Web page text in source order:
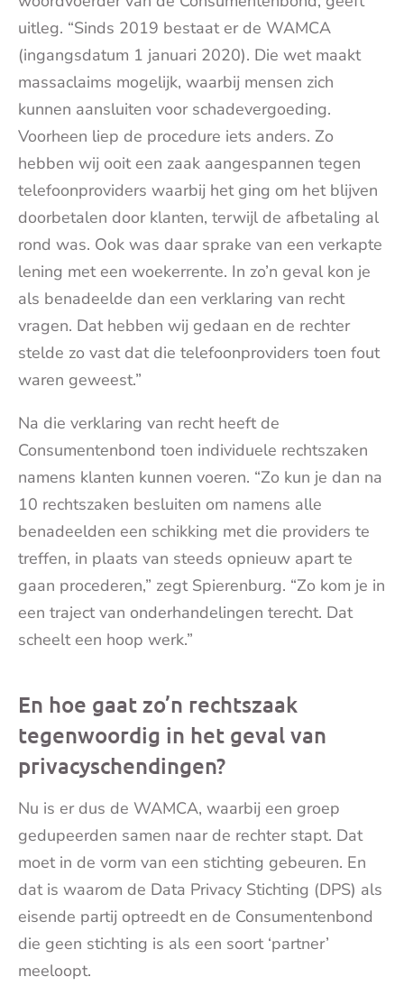
uitleg. “Sinds 2019 bestaat er de WAMCA
(ingangsdatum 1 januari 2020). Die wet maakt
massaclaims mogelijk, waarbij mensen zich
kunnen aansluiten voor schadevergoeding.
Voorheen liep de procedure iets anders. Zo
hebben wij ooit een zaak aangespannen tegen
telefoonproviders waarbij het ging om het blijven
doorbetalen door klanten, terwijl de afbetaling al
rond was. Ook was daar sprake van een verkapte
lening met een woekerrente. In zo’n geval kon je
als benadeelde dan een verklaring van recht
vragen. Dat hebben wij gedaan en de rechter
stelde zo vast dat die telefoonproviders toen fout
waren geweest.”
Na die verklaring van recht heeft de
Consumentenbond toen individuele rechtszaken
namens klanten kunnen voeren. “Zo kun je dan na
10 rechtszaken besluiten om namens alle
benadeelden een schikking met die providers te
treffen, in plaats van steeds opnieuw apart te
gaan procederen,” zegt Spierenburg. “Zo kom je in
een traject van onderhandelingen terecht. Dat
scheelt een hoop werk.”
En hoe gaat zo’n rechtszaak
tegenwoordig in het geval van
privacyschendingen?
Nu is er dus de WAMCA, waarbij een groep
gedupeerden samen naar de rechter stapt. Dat
moet in de vorm van een stichting gebeuren. En
dat is waarom de Data Privacy Stichting (DPS) als
eisende partij optreedt en de Consumentenbond
die geen stichting is als een soort ‘partner’
meeloopt.